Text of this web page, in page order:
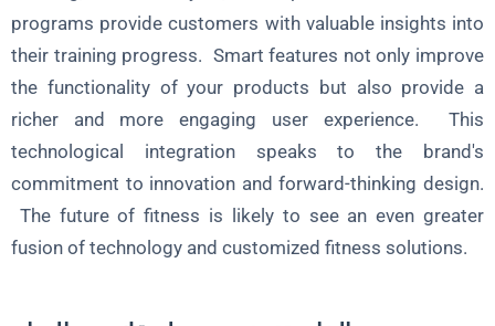
programs provide customers with valuable insights into
their training progress. Smart features not only improve
the functionality of your products but also provide a
richer and more engaging user experience. This
technological integration speaks to the brand's
commitment to innovation and forward-thinking design.
The future of fitness is likely to see an even greater
fusion of technology and customized fitness solutions.